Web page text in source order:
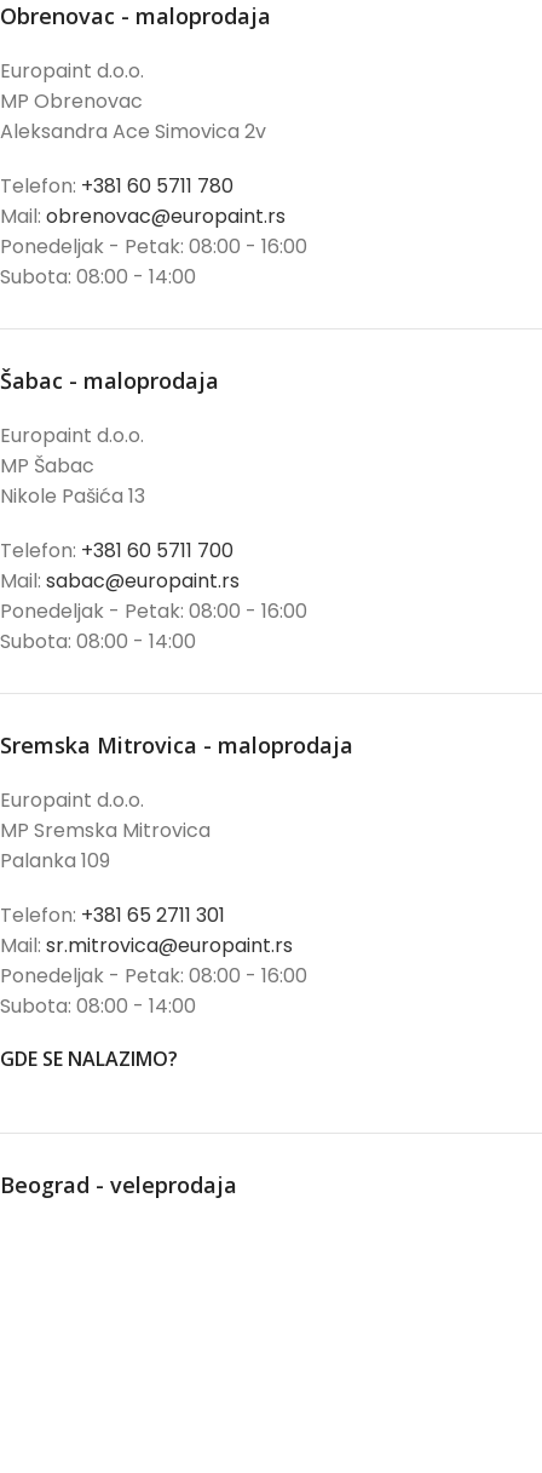
Obrenovac - maloprodaja
Europaint d.o.o.
MP Obrenovac
Aleksandra Ace Simovica 2v
Telefon: +381 60 5711 780
Mail: obrenovac@europaint.rs
Ponedeljak - Petak: 08:00 - 16:00
Subota: 08:00 - 14:00
Šabac - maloprodaja
Europaint d.o.o.
MP Šabac
Nikole Pašića 13
Telefon: +381 60 5711 700
Mail: sabac@europaint.rs
Ponedeljak - Petak: 08:00 - 16:00
Subota: 08:00 - 14:00
Sremska Mitrovica - maloprodaja
Europaint d.o.o.
MP Sremska Mitrovica
Palanka 109
Telefon: +381 65 2711 301
Mail: sr.mitrovica@europaint.rs
Ponedeljak - Petak: 08:00 - 16:00
Subota: 08:00 - 14:00
GDE SE NALAZIMO?
Beograd - veleprodaja